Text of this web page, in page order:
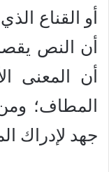
أو القناع
أن النص
أن المعنى
المطاف؛
جهد لإدراك